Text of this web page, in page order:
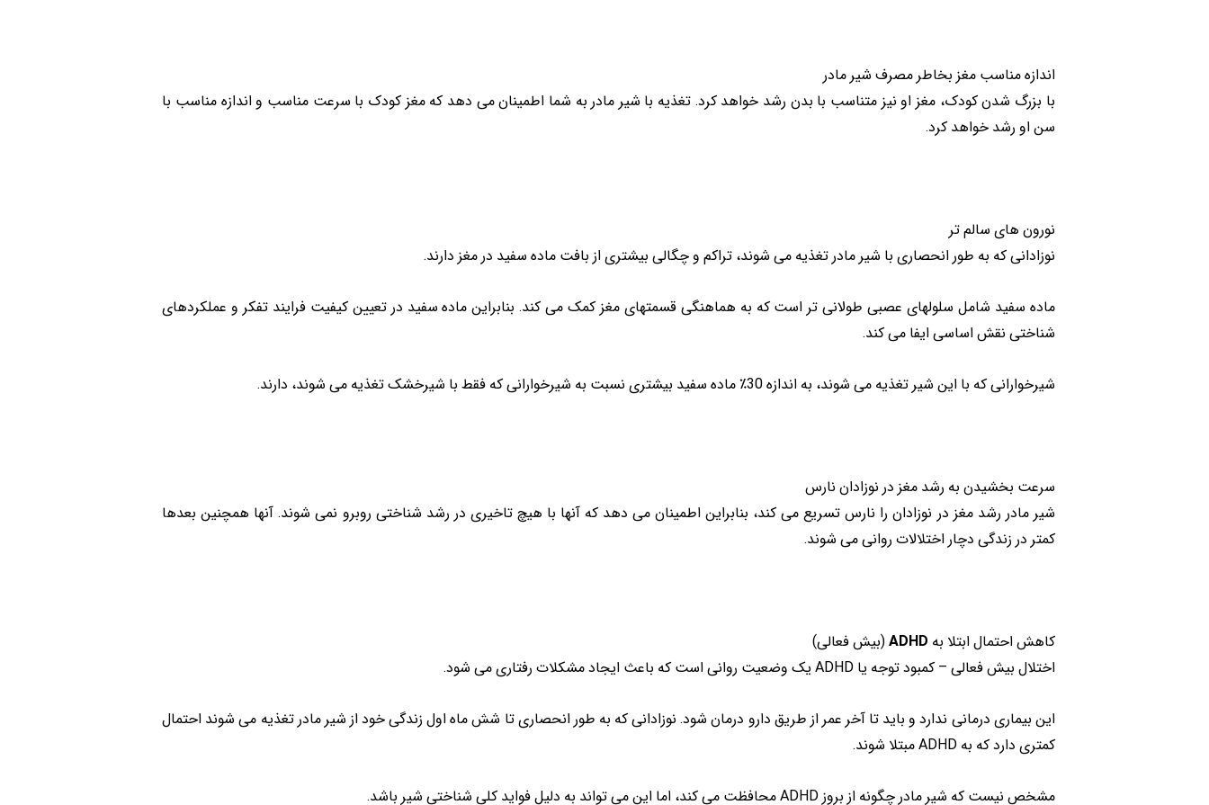
اندازه مناسب مغز بخاطر مصرف شیر مادر
با بزرگ شدن کودک، مغز او نیز متناسب با بدن رشد خواهد کرد. تغذیه با شیر مادر به شما اطمینان می دهد که مغز کودک با سرعت مناسب و اندازه مناسب با
سن او رشد خواهد کرد.
نورون های سالم تر
نوزادانی که به طور انحصاری با شیر مادر تغذیه می شوند، تراکم و چگالی بیشتری از بافت ماده سفید در مغز دارند.
ماده سفید شامل سلولهای عصبی طولانی تر است که به هماهنگی قسمتهای مغز کمک می کند. بنابراین ماده سفید در تعیین کیفیت فرایند تفکر و عملکردهای
شناختی نقش اساسی ایفا می کند.
شیرخوارانی که با این شیر تغذیه می شوند، به اندازه 30٪ ماده سفید بیشتری نسبت به شیرخوارانی که فقط با شیرخشک تغذیه می شوند، دارند.
سرعت بخشیدن به رشد مغز در نوزادان نارس
شیر مادر رشد مغز در نوزادان را نارس تسریع می کند، بنابراین اطمینان می دهد که آنها با هیچ تاخیری در رشد شناختی روبرو نمی شوند. آنها همچنین بعدها
کمتر در زندگی دچار اختلالات روانی می شوند.
کاهش احتمال ابتلا به ADHD (بیش فعالی)
اختلال بیش فعالی – کمبود توجه یا ADHD یک وضعیت روانی است که باعث ایجاد مشکلات رفتاری می شود.
این بیماری درمانی ندارد و باید تا آخر عمر از طریق دارو درمان شود. نوزادانی که به طور انحصاری تا شش ماه اول زندگی خود از شیر مادر تغذیه می شوند احتمال
کمتری دارد که به ADHD مبتلا شوند.
مشخص نیست که شیر مادر چگونه از بروز ADHD محافظت می کند، اما این می تواند به دلیل فواید کلی شناختی شیر باشد.